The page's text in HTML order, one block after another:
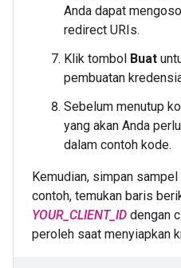
Anda dapat
redirect URIs.
Klik tombol Buat
pembuatan
Sebelum menutup
yang akan Anda
dalam contoh kode.
Kemudian, simpan
contoh, temukan baris
YOUR_CLIENT_ID dengan
peroleh saat menyiapkan